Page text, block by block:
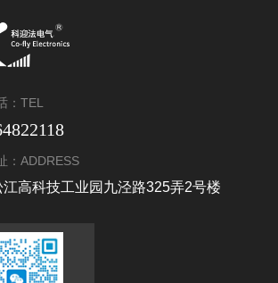
：TEL
：ADDRESS
江高科技工业园九泾路325弄2号楼